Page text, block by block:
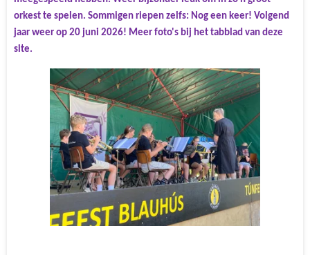
orkest te spelen. Sommigen riepen zelfs: Nog een keer! Volgend
jaar weer op 20 juni 2026! Meer foto's bij het tabblad van deze
site.